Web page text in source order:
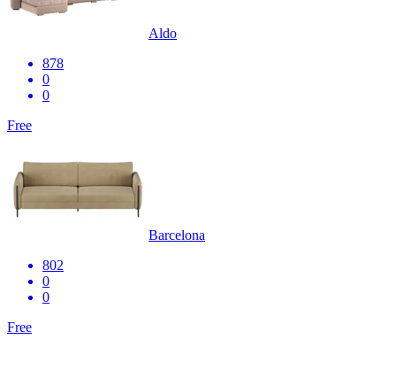
Aldo
878
0
0
Free
Barcelona
802
0
0
Free